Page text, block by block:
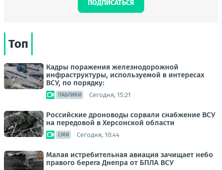
ПОДПИСАТЬСЯ
Топ
Кадры поражения железнодорожной
инфраструктуры, используемой в интересах
ВСУ, по порядку:
ПАБЛИКИ Сегодня, 15:21
Российские дроноводы сорвали снабжение ВСУ
на передовой в Херсонской области
СМИ Сегодня, 10:44
Малая истребительная авиация зачищает небо
правого берега Днепра от БПЛА ВСУ